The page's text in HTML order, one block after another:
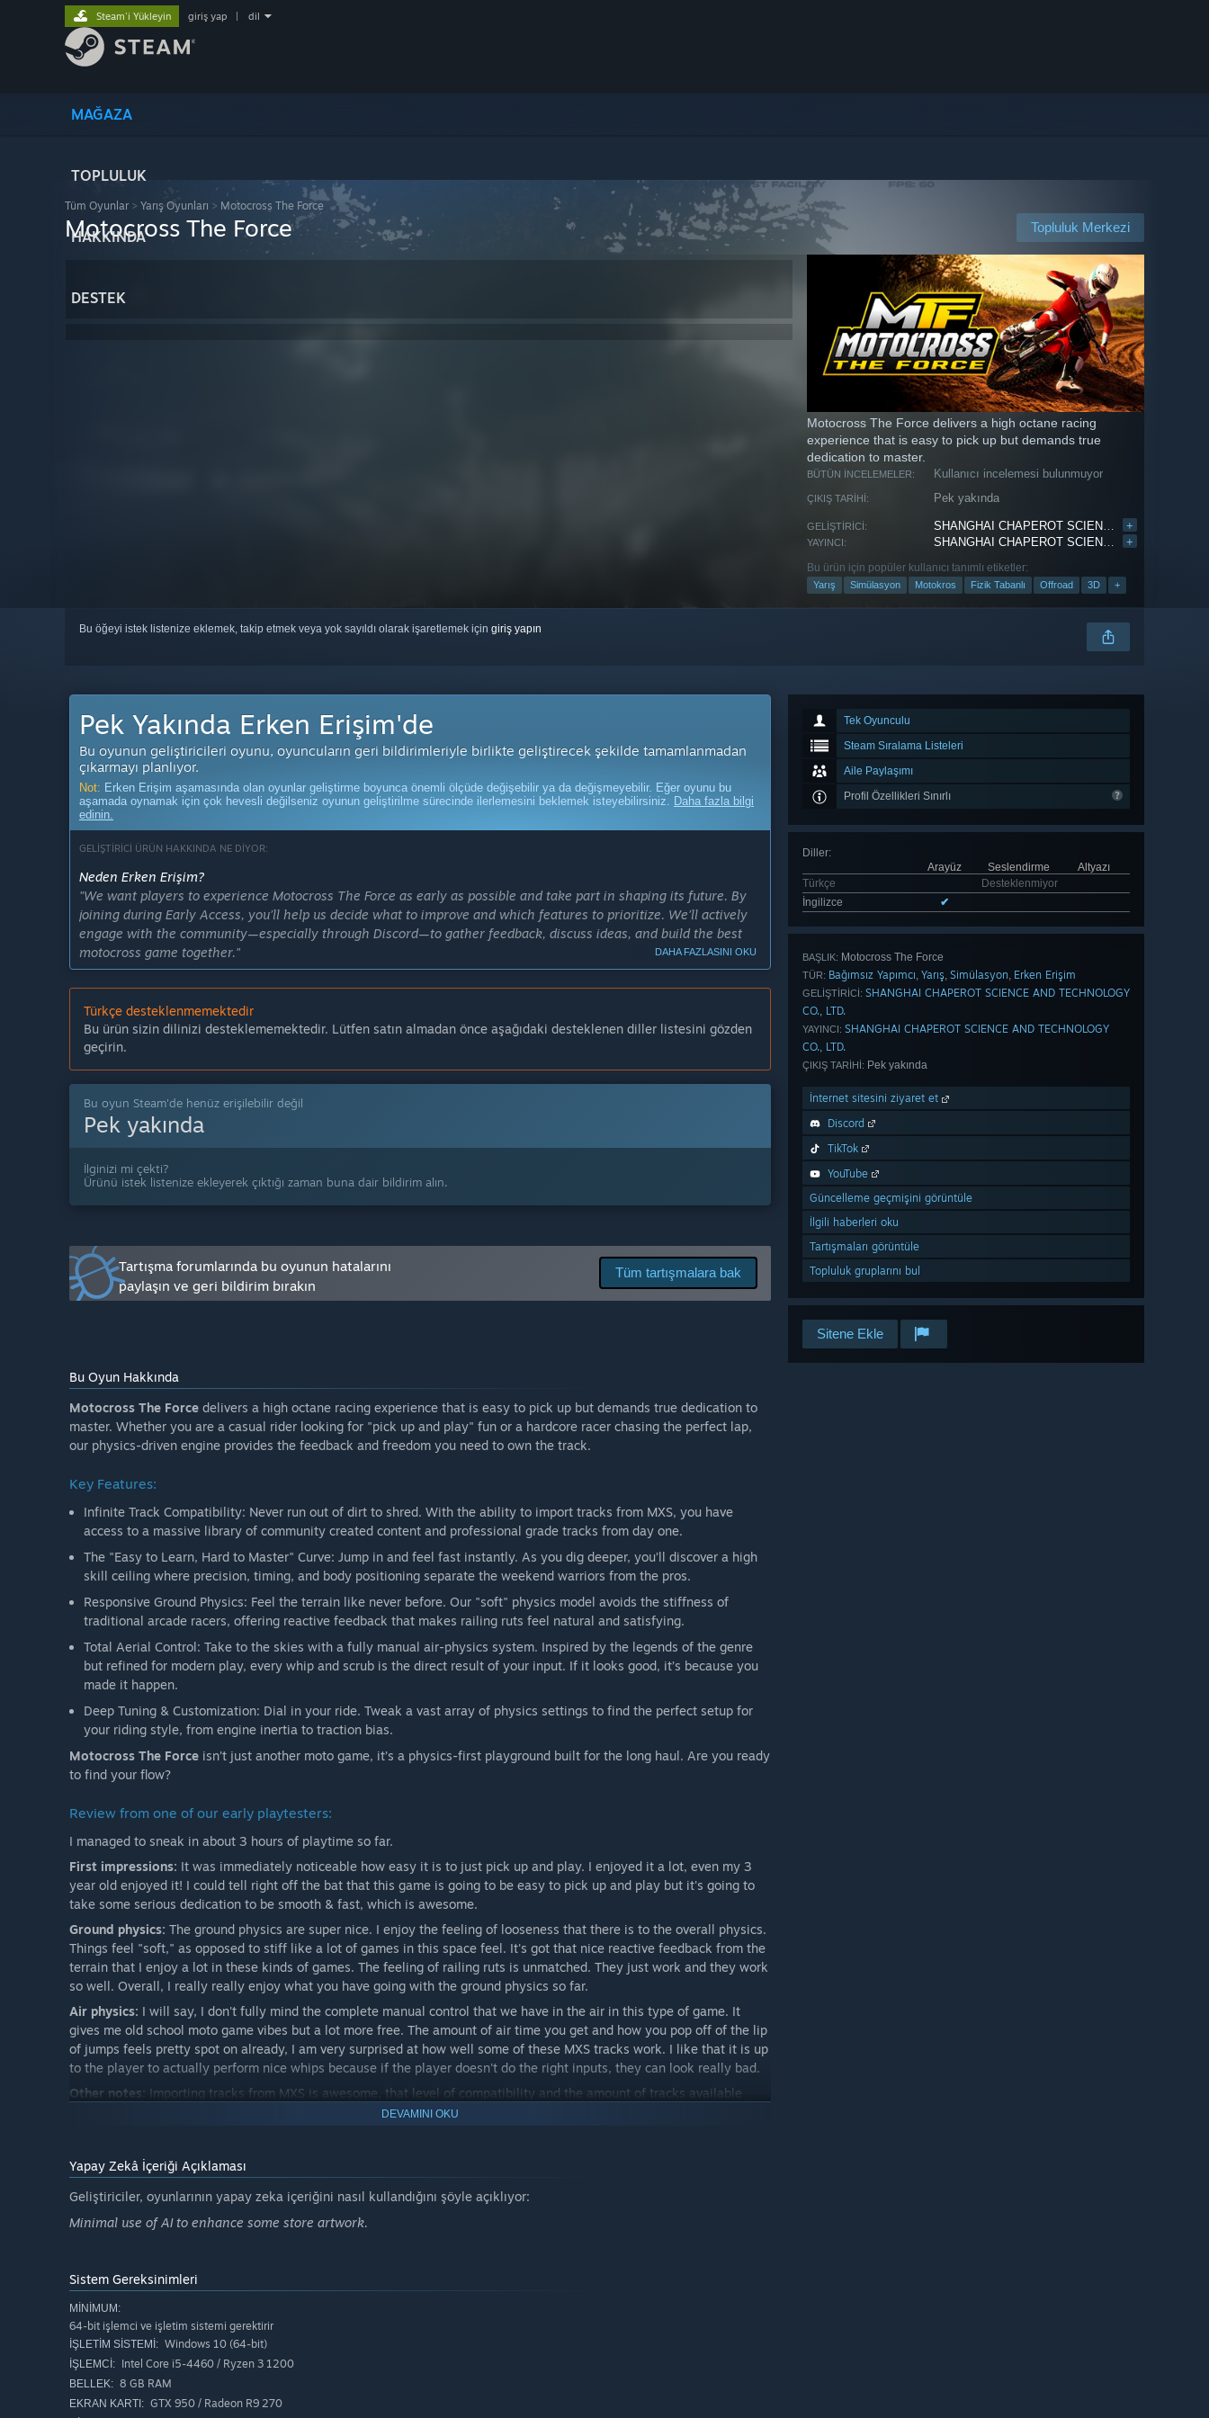
MAĞAZA
TOPLULUK
HAKKINDA
DESTEK
Steam'i Yükleyin giriş yap dil
Tüm Oyunlar > Yarış Oyunları > Motocross The Force
Topluluk Merkezi
Motocross The Force
Motocross The Force delivers a high octane racing
experience that is easy to pick up but demands true
dedication to master.
BÜTÜN İNCELEMELER: Kullanıcı incelemesi bulunmuyor
ÇIKIŞ TARIHI: Pek yakında
GELIŞTIRICI: SHANGHAI CHAPEROT SCIENCE AND TECHNOLOGY CO., LTD. +
YAYINCI: SHANGHAI CHAPEROT SCIENCE AND TECHNOLOGY CO., LTD. +
Bu ürün için popüler kullanıcı tanımlı etiketler:
Yarış Simülasyon Motokros Fizik Tabanlı Offroad 3D +
Bu öğeyi istek listenize eklemek, takip etmek veya yok sayıldı olarak işaretlemek için giriş yapın
Tek Oyunculu
Steam Sıralama Listeleri
Aile Paylaşımı
Profil Özellikleri Sınırlı
Diller:
Arayüz
Seslendirme
Altyazı
Türkçe
Desteklenmiyor
İngilizce
✔
BAŞLIK: Motocross The Force
TÜR: Bağımsız Yapımcı, Yarış, Simülasyon, Erken Erişim
GELIŞTIRICI: SHANGHAI CHAPEROT SCIENCE AND TECHNOLOGY
CO., LTD.
YAYINCI: SHANGHAI CHAPEROT SCIENCE AND TECHNOLOGY
CO., LTD.
ÇIKIŞ TARIHI: Pek yakında
İnternet sitesini ziyaret et
Discord
TikTok
YouTube
Güncelleme geçmişini görüntüle
İlgili haberleri oku
Tartışmaları görüntüle
Topluluk gruplarını bul
Sitene Ekle
Pek Yakında Erken Erişim'de
Bu oyunun geliştiricileri oyunu, oyuncuların geri bildirimleriyle birlikte geliştirecek şekilde tamamlanmadan
çıkarmayı planlıyor.
Not: Erken Erişim aşamasında olan oyunlar geliştirme boyunca önemli ölçüde değişebilir ya da değişmeyebilir. Eğer oyunu bu
aşamada oynamak için çok hevesli değilseniz oyunun geliştirilme sürecinde ilerlemesini beklemek isteyebilirsiniz. Daha fazla bilgi
edinin.
GELIŞTIRICI ÜRÜN HAKKINDA NE DIYOR:
Neden Erken Erişim?
"We want players to experience Motocross The Force as early as possible and take part in shaping its future. By
joining during Early Access, you’ll help us decide what to improve and which features to prioritize. We’ll actively
engage with the community—especially through Discord—to gather feedback, discuss ideas, and build the best
motocross game together."
improvements the community values most."
Erken Erişim versiyonunun tam versiyonundan ne kadar farklı olması planlanıyor?
• Multiplayer support
• Non-playable characters
• Improved sound
• Crashes
• Leaderboards
Erken Erişim sürümünün şu anki durumu nedir?
"Our Early Access build is a fully functional single player game featuring:
• 6 bikes
• 6 tracks
supporters with a lower entry price."
Topluluğu, geliştirme sürecine nasıl dahil etmeyi düşünüyorsunuz?
"We’ll involve the community through our official Discord server and social media. Players will be encouraged to
share feedback, report issues, suggest improvements, and vote on upcoming priorities. We plan to release
DAHA FAZLASINI OKU
Türkçe desteklenmemektedir
Bu ürün sizin dilinizi desteklememektedir. Lütfen satın almadan önce aşağıdaki desteklenen diller listesini gözden
geçirin.
Bu oyun Steam'de henüz erişilebilir değil
Pek yakında
İlginizi mi çekti?
Ürünü istek listenize ekleyerek çıktığı zaman buna dair bildirim alın.
Tüm tartışmalara bak
Tartışma forumlarında bu oyunun hatalarını
paylaşın ve geri bildirim bırakın
Bu Oyun Hakkında
Motocross The Force delivers a high octane racing experience that is easy to pick up but demands true dedication to
master. Whether you are a casual rider looking for "pick up and play" fun or a hardcore racer chasing the perfect lap,
our physics-driven engine provides the feedback and freedom you need to own the track.
Key Features:
Infinite Track Compatibility: Never run out of dirt to shred. With the ability to import tracks from MXS, you have
access to a massive library of community created content and professional grade tracks from day one.
The "Easy to Learn, Hard to Master" Curve: Jump in and feel fast instantly. As you dig deeper, you’ll discover a high
skill ceiling where precision, timing, and body positioning separate the weekend warriors from the pros.
Responsive Ground Physics: Feel the terrain like never before. Our "soft" physics model avoids the stiffness of
traditional arcade racers, offering reactive feedback that makes railing ruts feel natural and satisfying.
Total Aerial Control: Take to the skies with a fully manual air-physics system. Inspired by the legends of the genre
but refined for modern play, every whip and scrub is the direct result of your input. If it looks good, it’s because you
made it happen.
Deep Tuning & Customization: Dial in your ride. Tweak a vast array of physics settings to find the perfect setup for
your riding style, from engine inertia to traction bias.
Motocross The Force isn’t just another moto game, it’s a physics-first playground built for the long haul. Are you ready
to find your flow?
Review from one of our early playtesters:
I managed to sneak in about 3 hours of playtime so far.
First impressions: It was immediately noticeable how easy it is to just pick up and play. I enjoyed it a lot, even my 3
year old enjoyed it! I could tell right off the bat that this game is going to be easy to pick up and play but it's going to
take some serious dedication to be smooth & fast, which is awesome.
Ground physics: The ground physics are super nice. I enjoy the feeling of looseness that there is to the overall physics.
Things feel "soft," as opposed to stiff like a lot of games in this space feel. It's got that nice reactive feedback from the
terrain that I enjoy a lot in these kinds of games. The feeling of railing ruts is unmatched. They just work and they work
so well. Overall, I really really enjoy what you have going with the ground physics so far.
Air physics: I will say, I don't fully mind the complete manual control that we have in the air in this type of game. It
gives me old school moto game vibes but a lot more free. The amount of air time you get and how you pop off of the lip
of jumps feels pretty spot on already, I am very surprised at how well some of these MXS tracks work. I like that it is up
to the player to actually perform nice whips because if the player doesn't do the right inputs, they can look really bad.
Other notes: Importing tracks from MXS is awesome, that level of compatibility and the amount of tracks available
right from the start is seriously cool. Endless replay value even for a play test. I enjoy the amount of settings we have
It's already there. The game is so fun right off rip and I am thoroughly enjoying the learning phase, which is
perfect to get new players into the game and then keep them hooked for the long haul.
- Durrik, Motocross Game Tester
DEVAMINI OKU
Yapay Zekâ İçeriği Açıklaması
Geliştiriciler, oyunlarının yapay zeka içeriğini nasıl kullandığını şöyle açıklıyor:
Minimal use of AI to enhance some store artwork.
Sistem Gereksinimleri
MINIMUM:
64-bit işlemci ve işletim sistemi gerektirir
İŞLETIM SISTEMI: Windows 10 (64-bit)
İŞLEMCI: Intel Core i5-4460 / Ryzen 3 1200
BELLEK: 8 GB RAM
EKRAN KARTI: GTX 950 / Radeon R9 270